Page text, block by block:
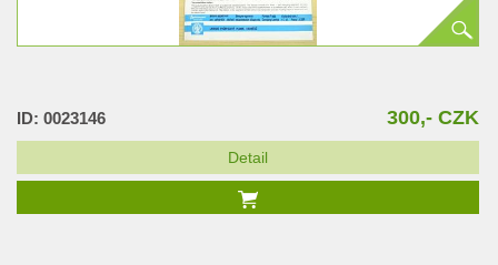
ID: 0023146 300,- CZK
Detail